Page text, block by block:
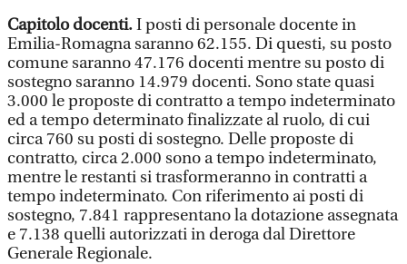
Capitolo docenti.I posti di personale docente in
Emilia-Romagna saranno 62.155. Di questi, su posto
comune saranno 47.176 docenti mentre su posto di
sostegno saranno 14.979 docenti. Sono state quasi
3.000 le proposte di contratto a tempo indeterminato
ed a tempo determinato finalizzate al ruolo, di cui
circa 760 su posti di sostegno. Delle proposte di
contratto, circa 2.000 sono a tempo indeterminato,
mentre le restanti si trasformeranno in contratti a
tempo indeterminato. Con riferimento ai posti di
sostegno, 7.841 rappresentano la dotazione assegnata
e 7.138 quelli autorizzati in deroga dal Direttore
Generale Regionale.